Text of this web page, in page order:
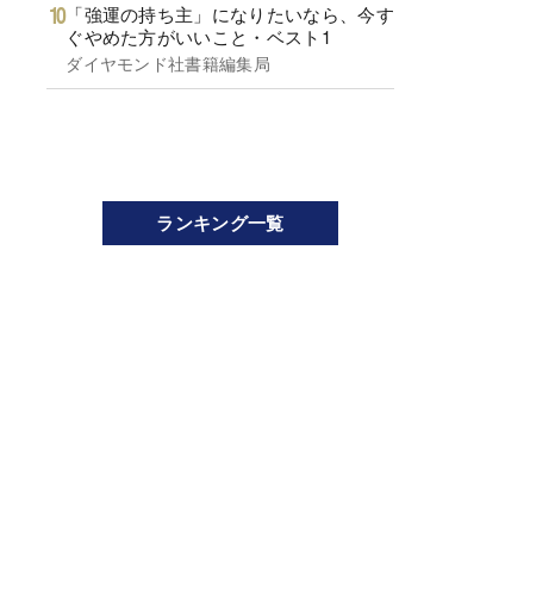
「強運の持ち主」になりたいなら、今す
ぐやめた方がいいこと・ベスト1
ダイヤモンド社書籍編集局
ランキング一覧